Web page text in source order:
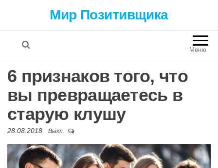
Мир Позитивщика
Меню
6 признаков того, что
вы превращаетесь в
старую клушу
28.08.2018 Выкл.